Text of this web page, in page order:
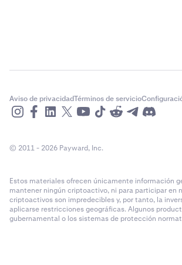
Aviso de privacidadTérminos de servicio
© 2011 - 2026 Payward, Inc.
Estos materiales ofrecen únicamente información
mantener ningún criptoactivo, ni para participar en
criptoactivos son impredecibles y, por tanto, la
aplicarse restricciones geográficas. Algunos
gubernamental o los sistemas de protección